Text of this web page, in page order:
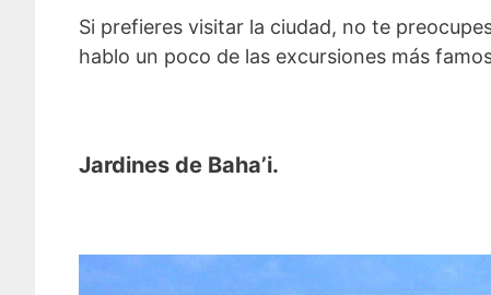
Si prefieres visitar la ciudad, no te
hablo un poco de las excursiones más
Jardines de Baha’i.